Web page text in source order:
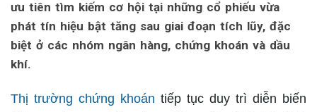
ưu tiên tìm kiếm cơ hội tại những cổ phiếu vừa
phát tín hiệu bật tăng sau giai đoạn tích lũy, đặc
biệt ở các nhóm ngân hàng, chứng khoán và dầu
khí.
Thị trường chứng khoán tiếp tục duy trì diễn biến